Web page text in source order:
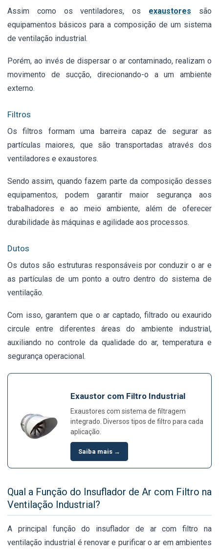
Assim como os ventiladores, os exaustores são
equipamentos básicos para a composição de um sistema
de ventilação industrial.
Porém, ao invés de dispersar o ar contaminado, realizam o
movimento de sucção, direcionando-o a um ambiente
externo.
Filtros
Os filtros formam uma barreira capaz de segurar as
partículas maiores, que são transportadas através dos
ventiladores e exaustores.
Sendo assim, quando fazem parte da composição desses
equipamentos, podem garantir maior segurança aos
trabalhadores e ao meio ambiente, além de oferecer
durabilidade às máquinas e agilidade aos processos.
Dutos
Os dutos são estruturas responsáveis por conduzir o ar e
as partículas de um ponto a outro dentro do sistema de
ventilação.
Com isso, garantem que o ar captado, filtrado ou exaurido
circule entre diferentes áreas do ambiente industrial,
auxiliando no controle da qualidade do ar, temperatura e
segurança operacional.
Exaustor com Filtro Industrial
Exaustores com sistema de filtragem
integrado. Diversos tipos de filtro para cada
aplicação.
Saiba mais →
Qual a Função do Insuflador de Ar com Filtro na
Ventilação Industrial?
A principal função do insuflador de ar com filtro na
ventilação industrial é renovar e purificar o ar em ambientes